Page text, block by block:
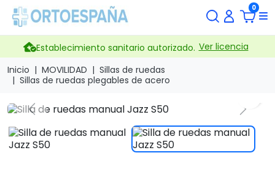
0
Establecimiento sanitario autorizado. Ver licencia
Inicio
MOVILIDAD
Sillas de ruedas
Sillas de ruedas plegables de acero
Previous Next